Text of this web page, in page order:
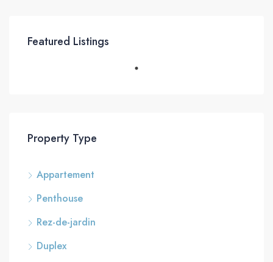
Featured Listings
Property Type
Appartement
Penthouse
Rez-de-jardin
Duplex